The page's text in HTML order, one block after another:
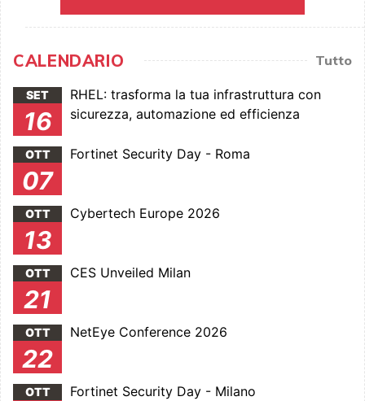
CALENDARIO Tutto
SET
16
RHEL: trasforma la tua infrastruttura con
sicurezza, automazione ed efficienza
OTT
07
Fortinet Security Day - Roma
OTT
13
Cybertech Europe 2026
OTT
21
CES Unveiled Milan
OTT
22
NetEye Conference 2026
OTT Fortinet Security Day - Milano